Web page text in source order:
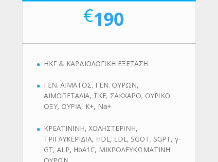
€190
ΗΚΓ & ΚΑΡΔΙΟΛΟΓΙΚΗ ΕΞΕΤΑΣΗ
ΓΕΝ. ΑΙΜΑΤΟΣ, ΓΕΝ. ΟΥΡΩΝ,
ΑΙΜΟΠΕΤΑΛΙΑ, ΤΚΕ, ΣΑΚΧΑΡΟ, ΟΥΡΙΚΟ
ΟΞΥ, ΟΥΡΙΑ, K+, Na+
ΚΡΕΑΤΙΝΙΝΗ, ΧΟΛΗΣΤΕΡΙΝΗ,
ΤΡΙΓΛΥΚΕΡΙΔΙΑ, HDL, LDL, SGOT, SGPT, γ-
GT, ALP, HbA1C, ΜΙΚΡΟΛΕΥΚΩΜΑΤΙΝΗ